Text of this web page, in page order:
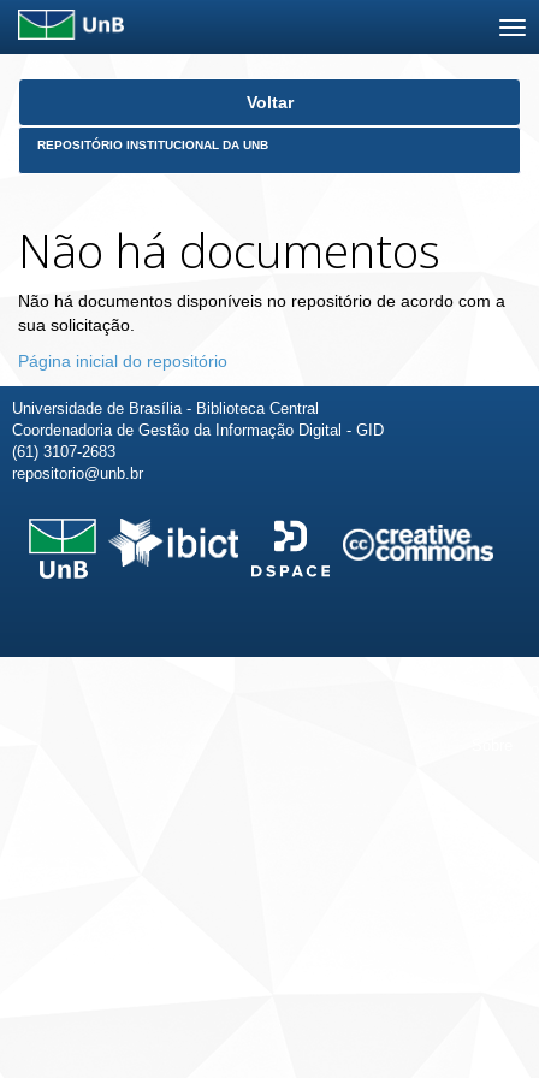
Skip
Voltar
REPOSITÓRIO INSTITUCIONAL DA UNB
Não há documentos
Não há documentos disponíveis no repositório de acordo com a
sua solicitação.
Página inicial do repositório
Universidade de Brasília - Biblioteca Central
Coordenadoria de Gestão da Informação Digital - GID
(61) 3107-2683
repositorio@unb.br